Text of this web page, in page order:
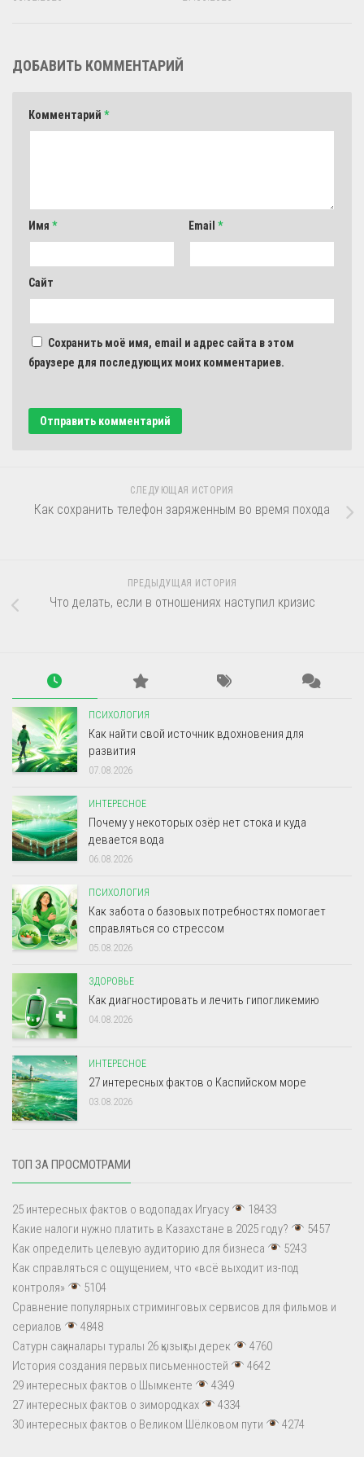
ДОБАВИТЬ КОММЕНТАРИЙ
Комментарий *
Имя * Email *
Сайт
Сохранить моё имя, email и адрес сайта в этом
браузере для последующих моих комментариев.
СЛЕДУЮЩАЯ ИСТОРИЯ
Как сохранить телефон заряженным во время похода
ПРЕДЫДУЩАЯ ИСТОРИЯ
Что делать, если в отношениях наступил кризис
ПСИХОЛОГИЯ
Как найти свой источник вдохновения для
развития
07.08.2026
ИНТЕРЕСНОЕ
Почему у некоторых озёр нет стока и куда
девается вода
06.08.2026
ПСИХОЛОГИЯ
Как забота о базовых потребностях помогает
справляться со стрессом
05.08.2026
ЗДОРОВЬЕ
Как диагностировать и лечить гипогликемию
04.08.2026
ИНТЕРЕСНОЕ
27 интересных фактов о Каспийском море
03.08.2026
ТОП ЗА ПРОСМОТРАМИ
25 интересных фактов о водопадах Игуасу
18433
Какие налоги нужно платить в Казахстане в 2025 году?
5457
Как определить целевую аудиторию для бизнеса
5243
Как справляться с ощущением, что «всё выходит из-под
контроля»
5104
Сравнение популярных стриминговых сервисов для фильмов и
сериалов
4848
Сатурн сақиналары туралы 26 қызықты дерек
4760
История создания первых письменностей
4642
29 интересных фактов о Шымкенте
4349
27 интересных фактов о зимородках
4334
30 интересных фактов о Великом Шёлковом пути
4274